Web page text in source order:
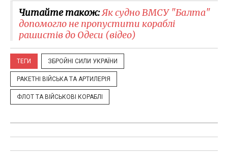
Читайте також:Як судно ВМСУ "Балта"
допомогло не пропустити кораблі
рашистів до Одеси (відео)
ТЕГИ ЗБРОЙНІ СИЛИ УКРАЇНИ
РАКЕТНІ ВІЙСЬКА ТА АРТИЛЕРІЯ
ФЛОТ ТА ВІЙСЬКОВІ КОРАБЛІ